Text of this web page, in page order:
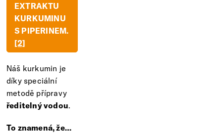
EXTRAKTU
KURKUMINU
S PIPERINEM.
[2]
Náš kurkumin je
díky speciální
metodě přípravy
ředitelný vodou.
To znamená, že…